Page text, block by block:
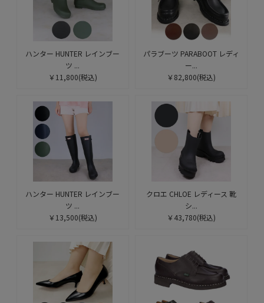
ハンター HUNTER レインブー
ツ ...
￥11,800(税込)
パラブーツ PARABOOT レディ
ー...
￥82,800(税込)
ハンター HUNTER レインブー
ツ ...
￥13,500(税込)
クロエ CHLOE レディース 靴
シ...
￥43,780(税込)